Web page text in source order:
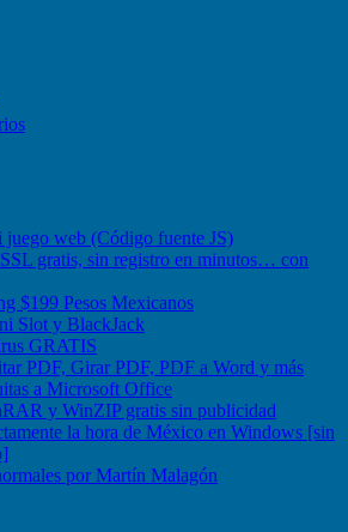
web (Código fuente JS)
gratis, sin registro en minutos… con
$199 Pesos Mexicanos
Slot y BlackJack
GRATIS
PDF, Girar PDF, PDF a Word y más
a Microsoft Office
y WinZIP gratis sin publicidad
la hora de México en Windows [sin
por Martín Malagón